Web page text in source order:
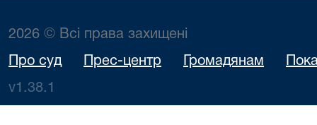
2026 © Всі права захищені
Про суд Прес-центр Громадянам
v1.38.1